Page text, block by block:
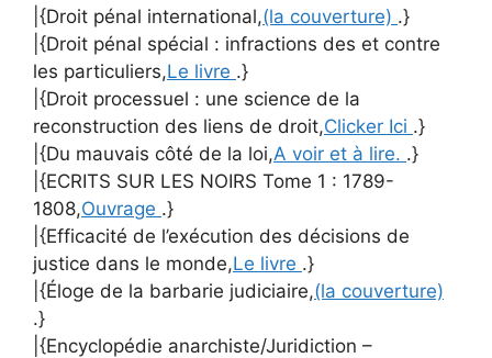
|{Droit pénal international,(la couverture) .}
|{Droit pénal spécial : infractions des et contre
les particuliers,Le livre .}
|{Droit processuel : une science de la
reconstruction des liens de droit,Clicker Ici .}
|{Du mauvais côté de la loi,A voir et à lire. .}
|{ECRITS SUR LES NOIRS Tome 1 : 1789-
1808,Ouvrage .}
|{Efficacité de l’exécution des décisions de
justice dans le monde,Le livre .}
|{Éloge de la barbarie judiciaire,(la couverture)
.}
|{Encyclopédie anarchiste/Juridiction –